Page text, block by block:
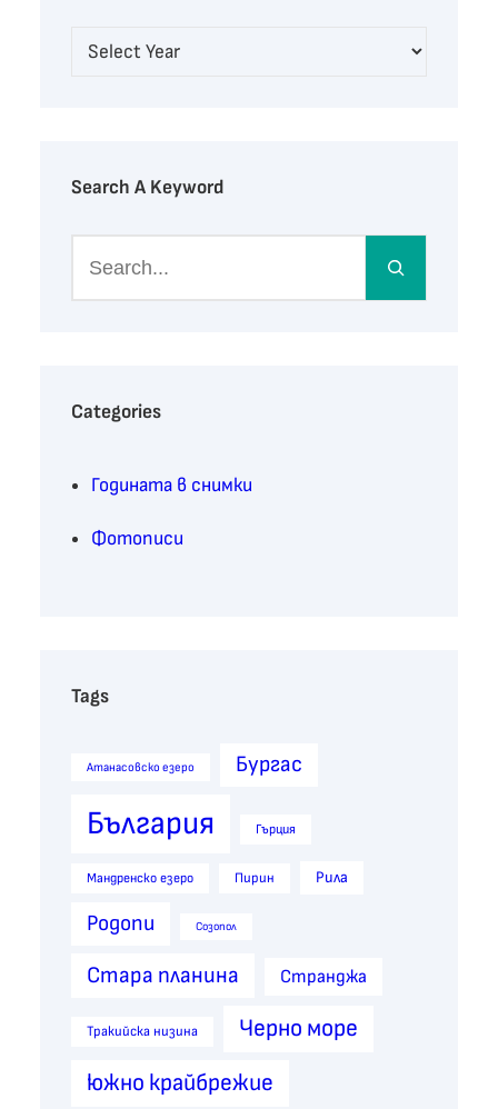
Search A Keyword
h
Categories
Годината в снимки
Фотописи
Tags
Атанасовско езеро Бургас
България Гърция
Мандренско езеро Пирин Рила
Родопи Созопол
Стара планина Странджа
Тракийска низина
Черно море
южно крайбрежие